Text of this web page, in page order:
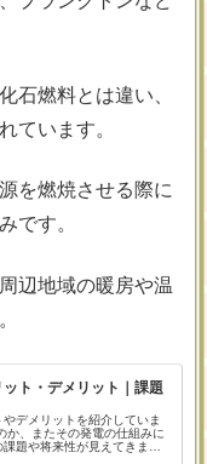
石燃料とは違い、
ています。
を燃焼させる際に
です。
辺地域の暖房や温
ト・デメリット｜課題
デメリットを紹介していま
か、またその発電の仕組みに
題や将来性が見えてきま